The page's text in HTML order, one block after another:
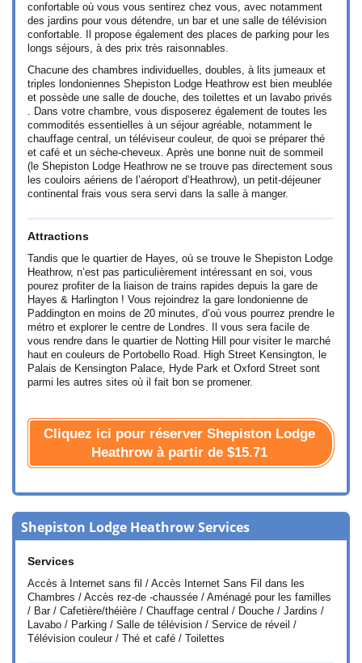
confortable où vous vous sentirez chez vous, avec notamment
des jardins pour vous détendre, un bar et une salle de télévision
confortable. Il propose également des places de parking pour les
longs séjours, à des prix très raisonnables.
Chacune des chambres individuelles, doubles, à lits jumeaux et
triples londoniennes Shepiston Lodge Heathrow est bien meublée
et possède une salle de douche, des toilettes et un lavabo privés
. Dans votre chambre, vous disposerez également de toutes les
commodités essentielles à un séjour agréable, notamment le
chauffage central, un téléviseur couleur, de quoi se préparer thé
et café et un sèche-cheveux. Après une bonne nuit de sommeil
(le Shepiston Lodge Heathrow ne se trouve pas directement sous
les couloirs aériens de l’aéroport d’Heathrow), un petit-déjeuner
continental frais vous sera servi dans la salle à manger.
Attractions
Tandis que le quartier de Hayes, où se trouve le Shepiston Lodge
Heathrow, n’est pas particulièrement intéressant en soi, vous
pourez profiter de la liaison de trains rapides depuis la gare de
Hayes & Harlington ! Vous rejoindrez la gare londonienne de
Paddington en moins de 20 minutes, d’où vous pourrez prendre le
métro et explorer le centre de Londres. Il vous sera facile de
vous rendre dans le quartier de Notting Hill pour visiter le marché
haut en couleurs de Portobello Road. High Street Kensington, le
Palais de Kensington Palace, Hyde Park et Oxford Street sont
parmi les autres sites où il fait bon se promener.
Cliquez ici pour réserver Shepiston Lodge
Heathrow à partir de $15.71
Shepiston Lodge Heathrow Services
Services
Accès à Internet sans fil / Accès Internet Sans Fil dans les
Chambres / Accès rez-de -chaussée / Aménagé pour les familles
/ Bar / Cafetière/théière / Chauffage central / Douche / Jardins /
Lavabo / Parking / Salle de télévision / Service de réveil /
Télévision couleur / Thé et café / Toilettes